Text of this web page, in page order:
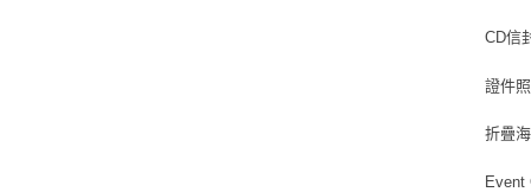
CD信
證件
折疊
Event